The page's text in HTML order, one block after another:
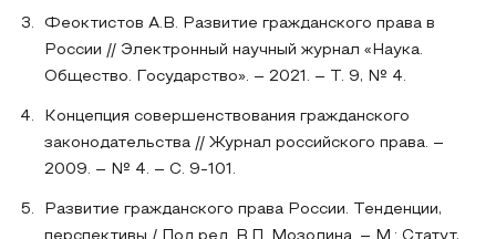
Феоктистов А.В. Развитие гражданского права в
России // Электронный научный журнал «Наука.
Общество. Государство». – 2021. – Т. 9, № 4.
Концепция совершенствования гражданского
законодательства // Журнал российского права. –
2009. – № 4. – С. 9-101.
Развитие гражданского права России. Тенденции,